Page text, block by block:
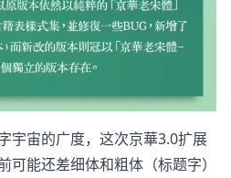
宇宙的广度，这次京華3.0扩展
可能还差细体和粗体（标题字）